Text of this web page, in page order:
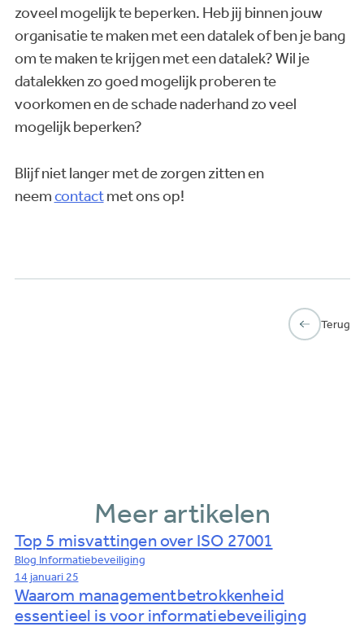
zoveel mogelijk te beperken. Heb jij binnen jouw
organisatie te maken met een datalek of ben je bang
om te maken te krijgen met een datalek? Wil je
datalekken zo goed mogelijk proberen te
voorkomen en de schade naderhand zo veel
mogelijk beperken?
Blijf niet langer met de zorgen zitten en
neemcontactmet ons op!
Terug
Meer artikelen
Top 5 misvattingen over ISO 27001
Blog Informatiebeveiliging
14 januari 25
Waarom managementbetrokkenheid
essentieel is voor informatiebeveiliging